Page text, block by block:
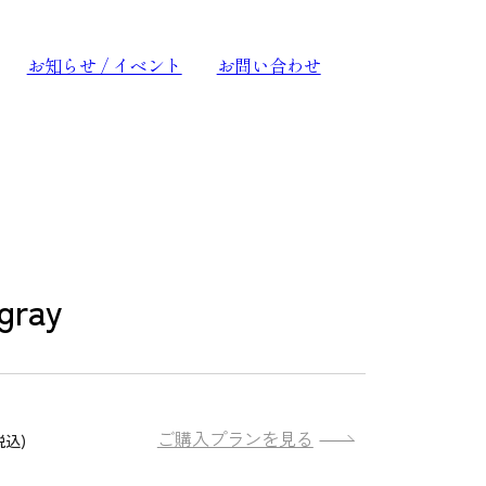
お知らせ / イベント お問い合わせ
込) ご購入プランを見る